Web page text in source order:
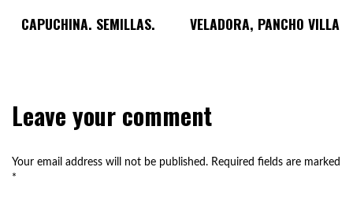
CAPUCHINA. SEMILLAS. VELADORA, PANCHO VILLA
Leave your comment
Your email address will not be published. Required fields are marked
*